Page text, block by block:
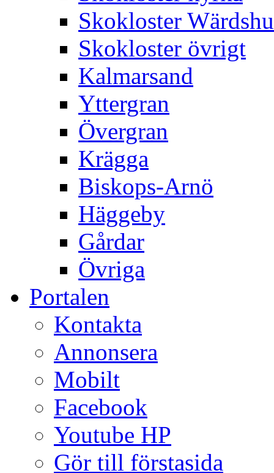
Skokloster
Skokloster övrigt
Kalmarsand
Yttergran
Övergran
Krägga
Biskops-Arnö
Häggeby
Gårdar
Övriga
Portalen
Kontakta
Annonsera
Mobilt
Facebook
Youtube HP
Gör till förstasida